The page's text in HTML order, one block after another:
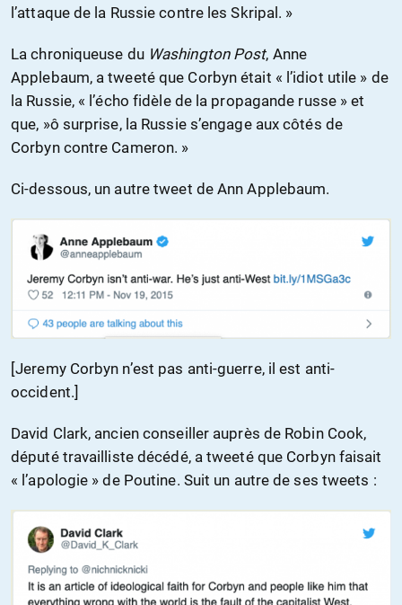
l’attaque de la Russie contre les Skripal. »
La chroniqueuse du Washington Post, Anne
Applebaum, a tweeté que Corbyn était « l’idiot utile » de
la Russie, « l’écho fidèle de la propagande russe » et
que, »ô surprise, la Russie s’engage aux côtés de
Corbyn contre Cameron. »
Ci-dessous, un autre tweet de Ann Applebaum.
[Jeremy Corbyn n’est pas anti-guerre, il est anti-
occident.]
David Clark, ancien conseiller auprès de Robin Cook,
député travailliste décédé, a tweeté que Corbyn faisait
« l’apologie » de Poutine. Suit un autre de ses tweets :